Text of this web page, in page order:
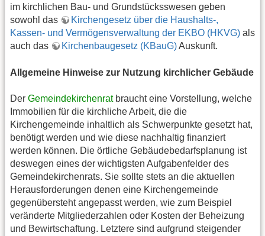
im kirchlichen Bau- und Grundstücksswesen geben
sowohl das
Kirchengesetz über die Haushalts-,
Kassen- und Vermögensverwaltung der EKBO (HKVG) als
auch das
Kirchenbaugesetz (KBauG)Auskunft.
Allgemeine Hinweise zur Nutzung kirchlicher Gebäude
Der Gemeindekirchenratbraucht eine Vorstellung, welche
Immobilien für die kirchliche Arbeit, die die
Kirchengemeinde inhaltlich als Schwerpunkte gesetzt hat,
benötigt werden und wie diese nachhaltig finanziert
werden können. Die örtliche Gebäudebedarfsplanung ist
deswegen eines der wichtigsten Aufgabenfelder des
Gemeindekirchenrats. Sie sollte stets an die aktuellen
Herausforderungen denen eine Kirchengemeinde
gegenübersteht angepasst werden, wie zum Beispiel
veränderte Mitgliederzahlen oder Kosten der Beheizung
und Bewirtschaftung. Letztere sind aufgrund steigender